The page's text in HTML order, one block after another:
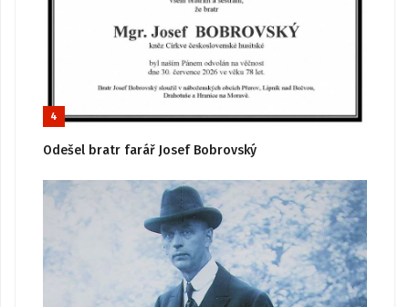
4
Odešel bratr farář Josef Bobrovský